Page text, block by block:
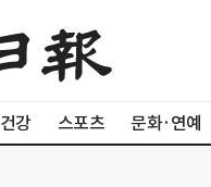
건강 스포츠 문화·연예